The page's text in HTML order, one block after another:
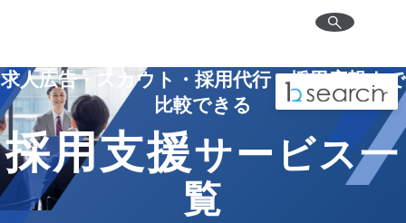
求人広告・スカウト・採用代行・採用広報まで
比較できる
採用支援サービス一
覧